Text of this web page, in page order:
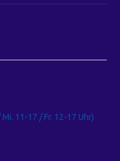
11-17 / Fr. 12-17 Uhr)